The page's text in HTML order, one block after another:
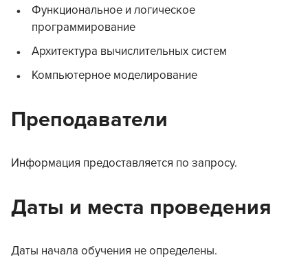
Функциональное и логическое
программирование
Архитектура вычислительных систем
Компьютерное моделирование
Преподаватели
Информация предоставляется по запросу.
Даты и места проведения
Даты начала обучения не определены.